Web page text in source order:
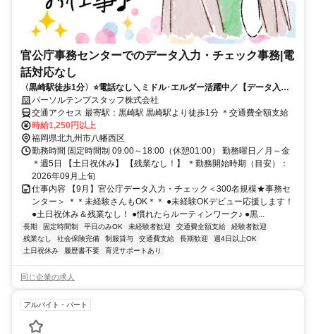
官公庁事務センターでのデータ入力・チェック事務|電
話対応なし
〈黒崎駅徒歩1分〉⭐️電話なし＼ミドル･エルダー活躍中／【データ入力
＆チェック★】
パーソルテンプスタッフ株式会社
交通アクセス 最寄駅：黒崎駅 黒崎駅より徒歩1分 ＊交通費全額支給
時給1,250円以上
福岡県北九州市八幡西区
勤務時間 固定時間制 09:00～18:00（休憩01:00） 勤務曜日／月～金
＊週5日 【土日祝休み】 【残業なし！】 ＊勤務開始時期（目安）：
2026年09月上旬
仕事内容 【9月】官公庁データ入力・チェック＜300名規模★事務セ
ンター＞ ＊＊未経験さんもOK＊＊ ●未経験OKデビュー応援します！
●土日祝休み＆残業なし！ ●慣れたらルーティンワーク♪ ●黒...
長期 固定時間制 平日のみOK 未経験者歓迎 交通費全額支給
経験者歓迎
残業なし
社会保険完備 制服貸与 交通費支給 長期歓迎
週4日以上OK
土日祝休み
履歴書不要 育児サポートあり
同じ企業の求人
アルバイト・パート